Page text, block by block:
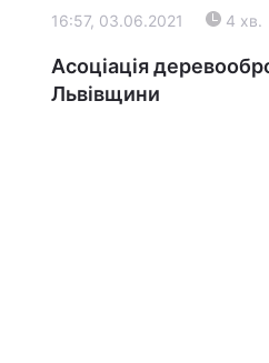
16:57, 03.06.2021 4 хв.
Асоціація
Львівщини